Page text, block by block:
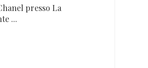
presso La
...